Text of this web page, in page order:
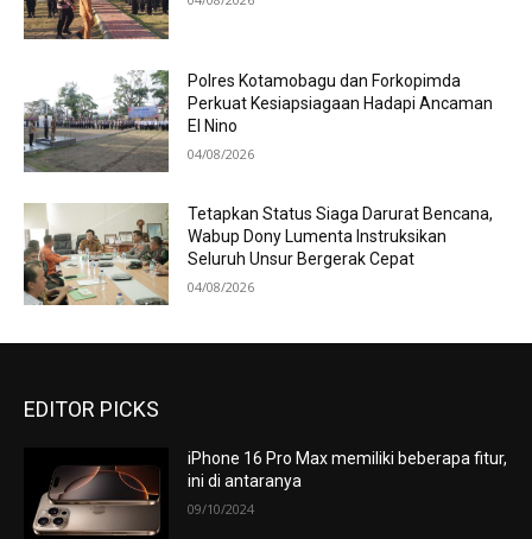
Polres Kotamobagu dan Forkopimda
Perkuat Kesiapsiagaan Hadapi Ancaman
El Nino
04/08/2026
Tetapkan Status Siaga Darurat Bencana,
Wabup Dony Lumenta Instruksikan
Seluruh Unsur Bergerak Cepat
04/08/2026
EDITOR PICKS
iPhone 16 Pro Max memiliki beberapa fitur,
ini di antaranya
09/10/2024